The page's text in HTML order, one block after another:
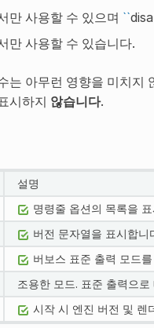
만 사용할 수 있으며 ``
만 사용할 수 있습니다.
는 아무런 영향을 미치지
시하지 않습니다.
설명
명령줄 옵션의 목록을
버전 문자열을 표시합니
버보스 표준 출력 모드
조용한 모드. 표준 출력으
시작 시 엔진 버전 및 렌